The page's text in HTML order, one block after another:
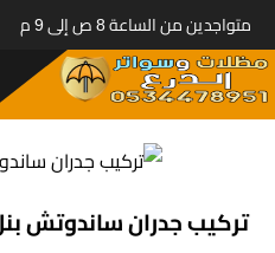
متواجدين من الساعة 8 ص إلى 9 م
تركيب جدران ساندوتش